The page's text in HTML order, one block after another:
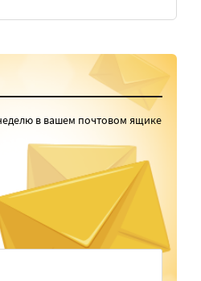
в вашем почтовом ящике